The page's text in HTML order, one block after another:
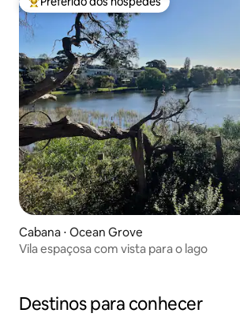
Entre os melhores preferidos dos
Cabana ⋅ Ocean Grove
Vila espaçosa com vista para o lago
Destinos para conhecer